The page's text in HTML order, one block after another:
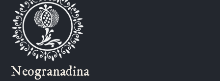
Neogranadina